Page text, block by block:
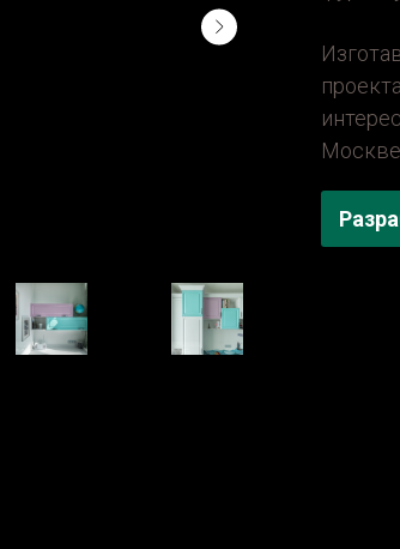
Москве.